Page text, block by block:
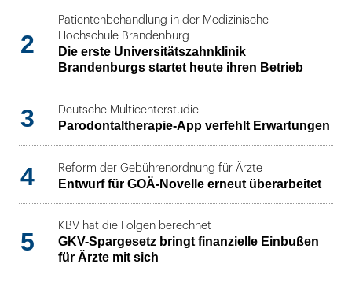
2
Patientenbehandlung in der Medizinische
Hochschule Brandenburg
Die erste Universitätszahnklinik
Brandenburgs startet heute ihren Betrieb
3 Deutsche Multicenterstudie
Parodontaltherapie-App verfehlt Erwartungen
4 Reform der Gebührenordnung für Ärzte
Entwurf für GOÄ-Novelle erneut überarbeitet
5
KBV hat die Folgen berechnet
GKV-Spargesetz bringt finanzielle Einbußen
für Ärzte mit sich